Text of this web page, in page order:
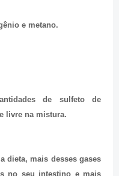
e metano.
de sulfeto de
livre na mistura.
dieta, mais desses gases
no seu intestino e mais